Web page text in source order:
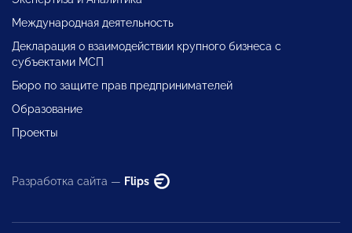
Международная деятельность
Декларация о взаимодействии крупного бизнеса с
субъектами МСП
Бюро по защите прав предпринимателей
Образование
Проекты
Разработка сайта — Flips